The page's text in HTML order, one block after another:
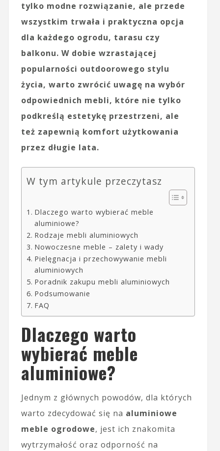
tylko modne rozwiązanie, ale przede
wszystkim trwała i praktyczna opcja
dla każdego ogrodu, tarasu czy
balkonu. W dobie wzrastającej
popularności outdoorowego stylu
życia, warto zwrócić uwagę na wybór
odpowiednich mebli, które nie tylko
podkreślą estetykę przestrzeni, ale
też zapewnią komfort użytkowania
przez długie lata.
W tym artykule przeczytasz
Dlaczego warto wybierać meble
aluminiowe?
Rodzaje mebli aluminiowych
Nowoczesne meble – zalety i wady
Pielęgnacja i przechowywanie mebli
aluminiowych
Poradnik zakupu mebli aluminiowych
Podsumowanie
FAQ
Dlaczego warto
wybierać meble
aluminiowe?
Jednym z głównych powodów, dla których
warto zdecydować się na aluminiowe
meble ogrodowe, jest ich znakomita
wytrzymałość oraz odporność na